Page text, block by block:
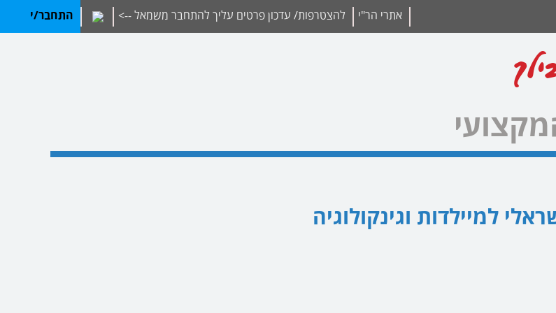
אתרי הר"י להצטרפות/ עדכון פרטים עליך להתחבר משמאל --> התחבר/י
למיילדות וגינקולוגיה